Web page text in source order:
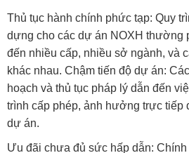
Thủ tục hành chính phức tạp: Quy
dựng cho các dự án NOXH thường
đến nhiều cấp, nhiều sở ngành, và
khác nhau. Chậm tiến độ dự án:
hoạch và thủ tục pháp lý dẫn đến
trình cấp phép, ảnh hưởng trực tiếp
dự án.
Ưu đãi chưa đủ sức hấp dẫn: